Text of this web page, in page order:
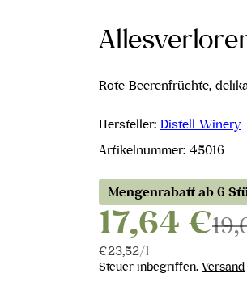
Rote Beerenfrüchte,
Hersteller: Distell Winery
Artikelnummer: 45016
Mengenrabatt ab 6
17,64 €
Stückpreis
€23,52/pro
l
Steuer inbegriffen. Versand